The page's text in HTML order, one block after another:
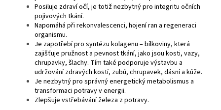
Posiluje zdraví očí, je totiž nezbytný pro integritu očních
pojivových tkání.
Napomáhá při rekonvalescenci, hojení ran a regeneraci
organismu.
Je zapotřebí pro syntézu kolagenu – bílkoviny, která
zajišťuje pružnost a pevnost tkání, jako jsou kosti, vazy,
chrupavky, šlachy. Tím také podporuje výstavbu a
udržování zdravých kostí, zubů, chrupavek, dásní a kůže.
Je nezbytný pro správný energetický metabolismus a
transformaci potravy v energii.
Zlepšuje vstřebávání železa z potravy.